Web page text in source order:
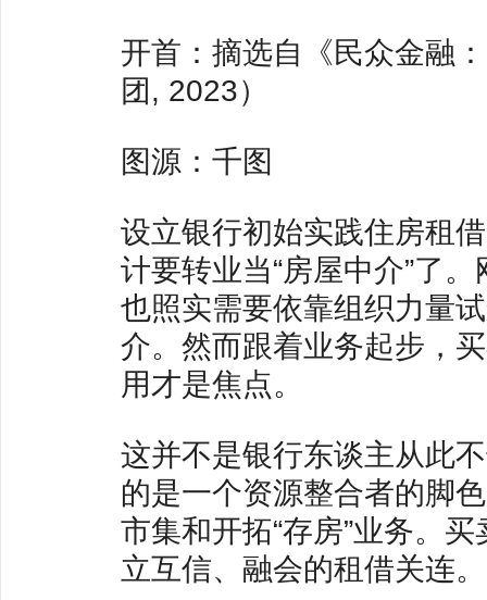
开首：摘选自《民众金融
团, 2023）
图源：千图
设立银行初始实践住房租
计要转业当“房屋中介”了
也照实需要依靠组织力量
介。然而跟着业务起步，
用才是焦点。
这并不是银行东谈主从此
的是一个资源整合者的脚
市集和开拓“存房”业务。
立互信、融会的租借关连。